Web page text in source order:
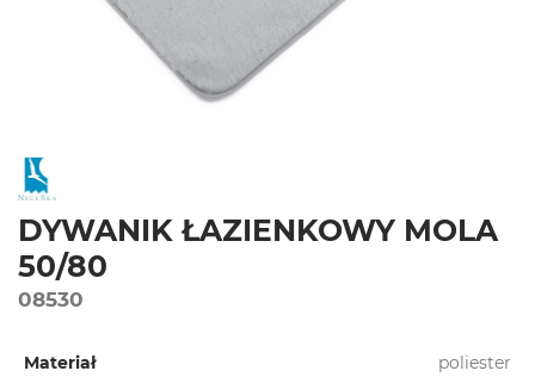
DYWANIK ŁAZIENKOWY MOLA
50/80
08530
Materiał
poliester